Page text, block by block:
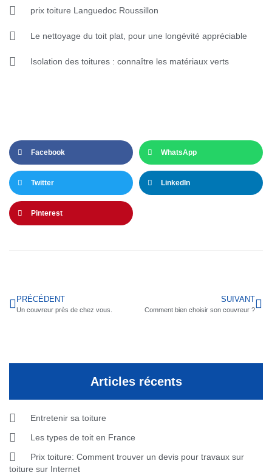
prix toiture Languedoc Roussillon
Le nettoyage du toit plat, pour une longévité appréciable
Isolation des toitures : connaître les matériaux verts
Facebook WhatsApp
Twitter LinkedIn
Pinterest
PRÉCÉDENT
Un couvreur près de chez vous.
SUIVANT
Comment bien choisir son couvreur ?
Articles récents
Entretenir sa toiture
Les types de toit en France
Prix toiture: Comment trouver un devis pour travaux sur
toiture sur Internet